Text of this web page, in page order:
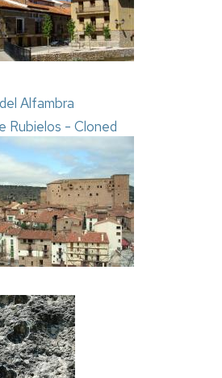
Alfambra
Rubielos - Cloned